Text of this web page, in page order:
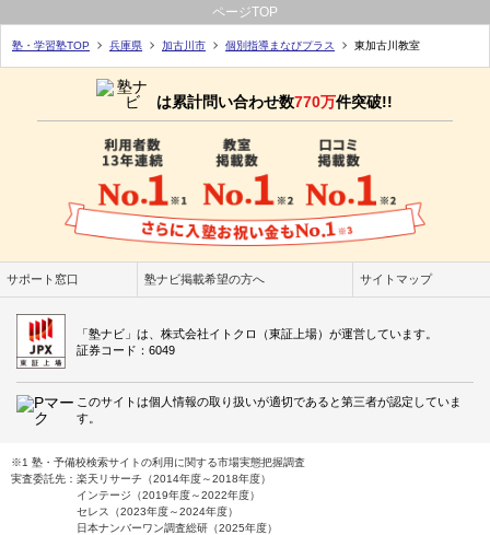
ページTOP
塾・学習塾TOP 兵庫県 加古川市 個別指導まなびプラス 東加古川教室
は累計問い合わせ数770万件突破!!
サポート窓口 塾ナビ掲載希望の方へ サイトマップ
「塾ナビ」は、株式会社イトクロ（東証上場）が運営しています。
証券コード：6049
このサイトは個人情報の取り扱いが適切であると第三者が認定していま
す。
※1 塾・予備校検索サイトの利用に関する市場実態把握調査
実査委託先：楽天リサーチ（2014年度～2018年度）
インテージ（2019年度～2022年度）
セレス（2023年度～2024年度）
日本ナンバーワン調査総研（2025年度）